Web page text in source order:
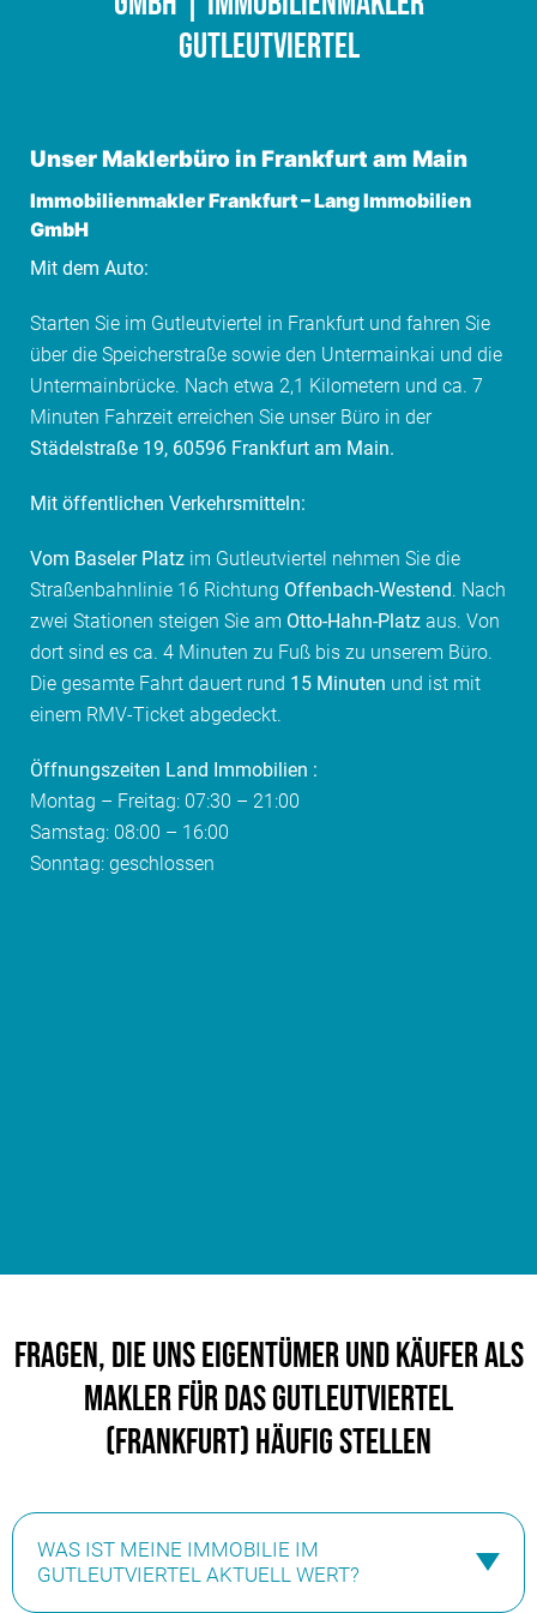
Gutleutviertel
Unser Maklerbüro in Frankfurt am Main
Immobilienmakler Frankfurt–Lang Immobilien
GmbH
Mit dem Auto:
Starten Sie im Gutleutviertel in Frankfurt und fahren Sie
über die Speicherstraße sowie den Untermainkai und die
Untermainbrücke. Nach etwa 2,1 Kilometern und ca. 7
Minuten Fahrzeit erreichen Sie unser Büro in der
Städelstraße 19, 60596 Frankfurt am Main.
Mit öffentlichen Verkehrsmitteln:
Vom Baseler Platz im Gutleutviertel nehmen Sie die
Straßenbahnlinie 16 Richtung Offenbach-Westend. Nach
zwei Stationen steigen Sie am Otto-Hahn-Platz aus. Von
dort sind es ca. 4 Minuten zu Fuß bis zu unserem Büro.
Die gesamte Fahrt dauert rund 15 Minuten und ist mit
einem RMV-Ticket abgedeckt.
Öffnungszeiten Land Immobilien :
Montag – Freitag: 07:30 – 21:00
Samstag: 08:00 – 16:00
Sonntag: geschlossen
Fragen, die uns Eigentümer und Käufer als
Makler für das Gutleutviertel
(Frankfurt) häufig stellen
WAS IST MEINE IMMOBILIE IM
GUTLEUTVIERTEL AKTUELL WERT?